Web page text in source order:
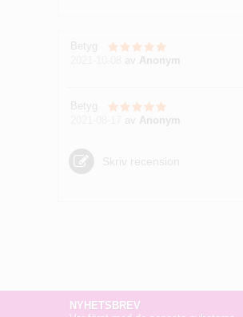
Betyg
av Anonym
Betyg
av Anonym
Skriv recension
NYHETSBREV